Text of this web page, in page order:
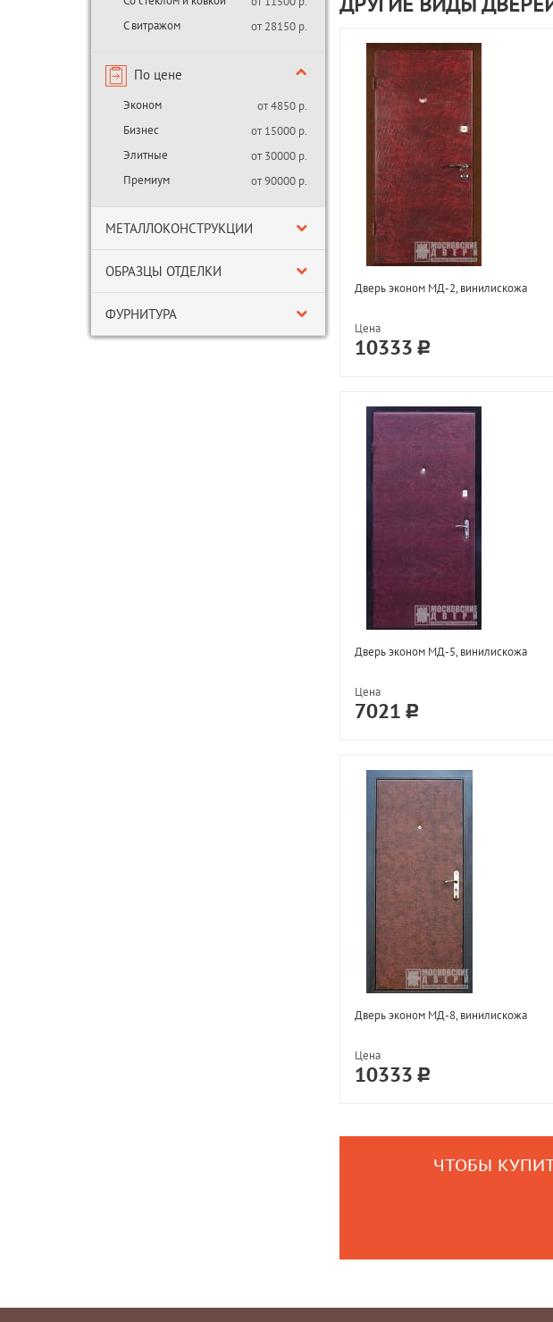
С витражом
от 28150 р.
По цене
Эконом
от 4850 р.
Бизнес
от 15000 р.
Элитные
от 30000 р.
Премиум
от 90000 р.
МЕТАЛЛОКОНСТРУКЦИИ
ОБРАЗЦЫ ОТДЕЛКИ
ФУРНИТУРА
ДРУГИЕ ВИДЫ
Дверь эконом МД-2, винилискожа
Цена
10333
Дверь эконом МД-5, винилискожа
Цена
7021
Дверь эконом МД-8, винилискожа
Цена
10333
ЧТОБЫ